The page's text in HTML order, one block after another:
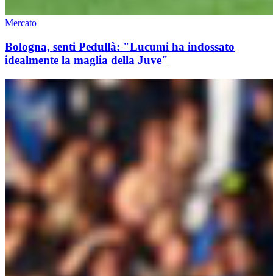
Mercato
Bologna, senti Pedullà: "Lucumi ha indossato
idealmente la maglia della Juve"